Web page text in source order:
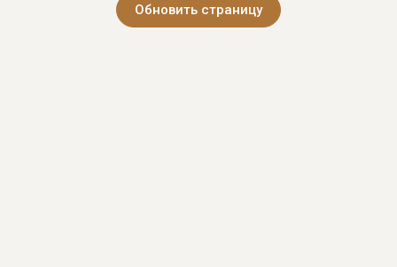
Обновить страницу